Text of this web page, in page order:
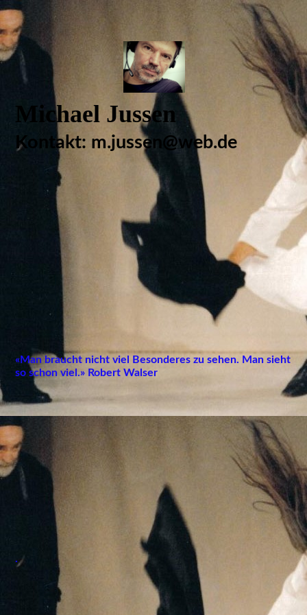
Michael Jussen
Kontakt: m.jussen@web.de
«Man braucht nicht viel Besonderes zu sehen. Man sieht
so schon viel.» Robert Walser
.